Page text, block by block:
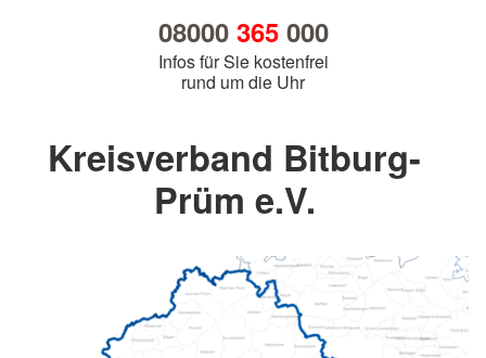
08000 365000
Infos für Sie kostenfrei
rund um die Uhr
Kreisverband Bitburg-
Prüm e.V.